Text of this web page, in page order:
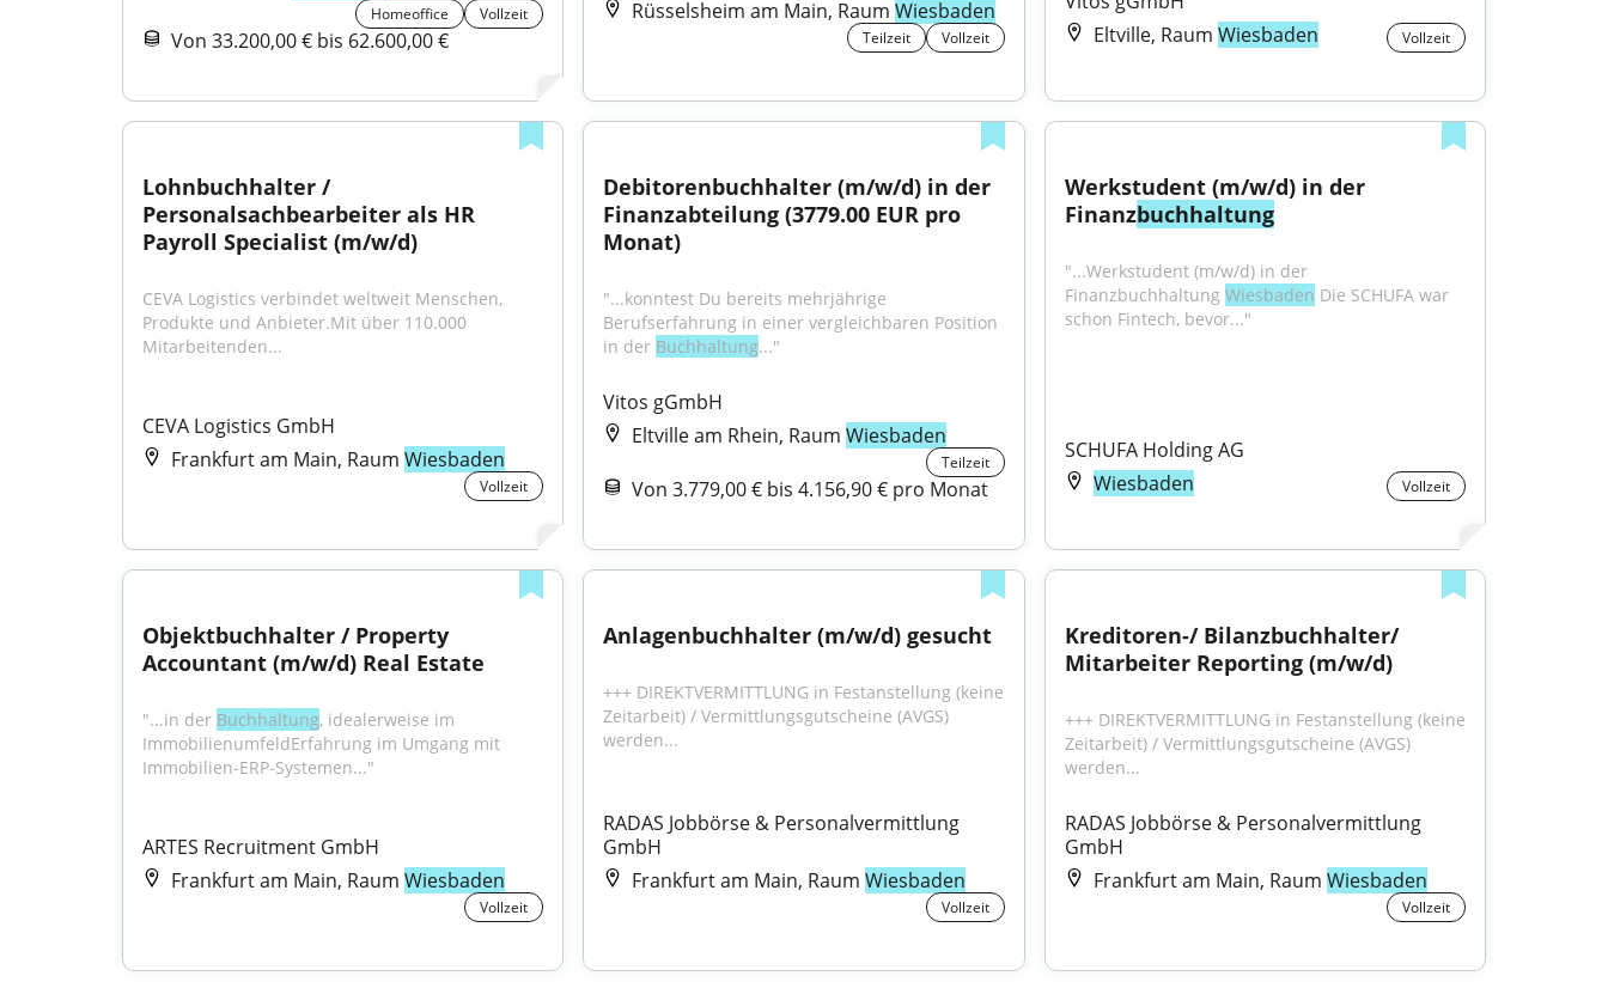
Homeoffice Vollzeit
Von 33.200,00 € bis 62.600,00 €
Rüsselsheim am Main, RaumWiesbaden
Teilzeit Vollzeit
Eltville, Raum Wiesbaden Vollzeit
Lohnbuchhalter /
Personalsachbearbeiter als HR
Payroll Specialist (m/w/d)
CEVA Logistics verbindet weltweit Menschen,
Produkte und Anbieter.Mit über 110.000
Mitarbeitenden...
CEVA Logistics GmbH
Frankfurt am Main, Raum Wiesbaden
Vollzeit
Debitorenbuchhalter (m/w/d) in der
Finanzabteilung (3779.00 EUR pro
Monat)
"...konntest Du bereits mehrjährige
Berufserfahrung in einer vergleichbaren Position
in der Buchhaltung..."
Vitos gGmbH
Eltville am Rhein, RaumWiesbaden
Teilzeit
Von 3.779,00 € bis 4.156,90 € pro Monat
Werkstudent (m/w/d) in der
Finanzbuchhaltung
"...Werkstudent (m/w/d) in der
Finanzbuchhaltung Wiesbaden Die SCHUFA war
schon Fintech, bevor..."
SCHUFA Holding AG
Wiesbaden
Vollzeit
Objektbuchhalter / Property
Accountant (m/w/d) Real Estate
"...in der Buchhaltung, idealerweise im
ImmobilienumfeldErfahrung im Umgang mit
Immobilien-ERP-Systemen..."
ARTES Recruitment GmbH
Frankfurt am Main, Raum Wiesbaden
Vollzeit
Anlagenbuchhalter (m/w/d) gesucht
+++ DIREKTVERMITTLUNG in Festanstellung (keine
Zeitarbeit) / Vermittlungsgutscheine (AVGS)
werden...
RADAS Jobbörse & Personalvermittlung
GmbH
Frankfurt am Main, RaumWiesbaden
Vollzeit
Kreditoren-/ Bilanzbuchhalter/
Mitarbeiter Reporting (m/w/d)
+++ DIREKTVERMITTLUNG in Festanstellung (keine
Zeitarbeit) / Vermittlungsgutscheine (AVGS)
werden...
RADAS Jobbörse & Personalvermittlung
GmbH
Frankfurt am Main, Raum Wiesbaden
Vollzeit